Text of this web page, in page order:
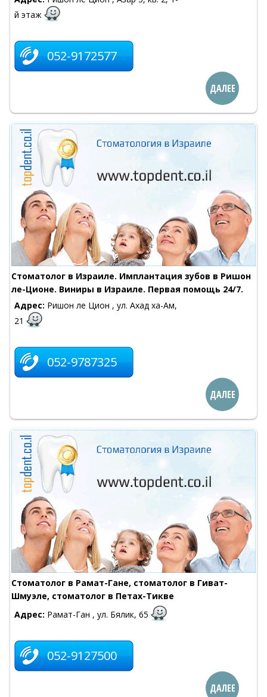
й этаж
052-9172577
ДАЛЕЕ
Стоматолог в Израиле. Имплантация зубов в Ришон
ле-Ционе. Виниры в Израиле. Первая помощь 24/7.
Адрес: Ришон ле Цион , ул. Ахад ха-Ам,
21
052-9787325
ДАЛЕЕ
Стоматолог в Рамат-Гане, стоматолог в Гиват-
Шмуэле, стоматолог в Петах-Тикве
Адрес: Рамат-Ган , ул. Бялик, 65
052-9127500
ДАЛЕЕ